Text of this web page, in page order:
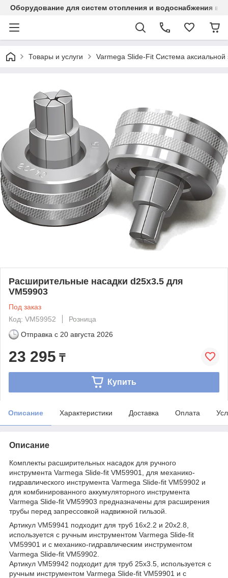
Оборудование для систем отопления и водоснабжения в
Товары и услуги Varmega Slide-Fit Система аксиальной
Расширительные насадки d25х3.5 для
VM59903
Под заказ
Код: VM59952
Розница
Отправка с 20 августа 2026
23 295 ₸
Купить
Описание Характеристики Доставка Оплата
Описание
Комплекты расширительных насадок для ручного
инструмента Varmega Slide-fit VM59901, для механико-
гидравлического инструмента Varmega Slide-fit VM59902 и
для комбинированного аккумуляторного инструмента
Varmega Slide-fit VM59903 предназначены для расширения
трубы перед запрессовкой надвижной гильзой.
Артикул VM59941 подходит для труб 16x2.2 и 20x2.8,
используется с ручным инструментом Varmega Slide-fit
VM59901 и с механико-гидравлическим инструментом
Varmega Slide-fit VM59902.
Артикул VM59942 подходит для труб 25x3.5, используется с
ручным инструментом Varmega Slide-fit VM59901 и с